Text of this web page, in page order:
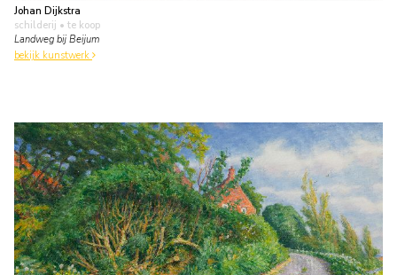
Johan Dijkstra
schilderij • te koop
Landweg bij Beijum
bekijk kunstwerk